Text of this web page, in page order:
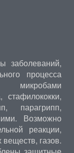
заболеваний,
процесса
микробами
стафилококки,
парагрипп,
Возможно
реакции,
газов.